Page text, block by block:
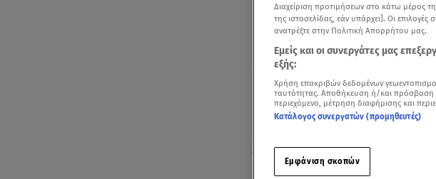
Δείτε περισσότερα
Δείτε backstage βίντεο του Happy Day από
τον τηλεοπτικό εισαγγελέα Χρήστο
Διαχείριση προτιμήσεων στο κάτω μέρος
της ιστοσελίδας, εάν υπάρχει]. Οι επιλογές
ανατρέξτε στην Πολιτική Απορρήτου μας.
Εμείς και οι συνεργάτες μας
εξής:
Χρήση επακριβών δεδομένων
ταυτότητας. Αποθήκευση ή/και πρόσβαση
περιεχόμενο, μέτρηση διαφήμισης και
Κατάλογος συνεργατών (προμηθευτές)
Εμφάνιση σκοπών